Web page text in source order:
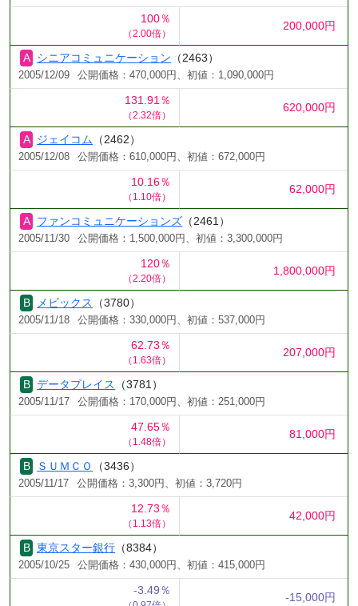
100％
（2.00倍）
200,000円
シニアコミュニケーション （2463）
2005/12/09 公開価格：470,000円、初値：1,090,000円
131.91％
（2.32倍）
620,000円
ジェイコム （2462）
2005/12/08 公開価格：610,000円、初値：672,000円
10.16％
（1.10倍）
62,000円
ファンコミュニケーションズ （2461）
2005/11/30 公開価格：1,500,000円、初値：3,300,000円
120％
（2.20倍）
1,800,000円
メビックス （3780）
2005/11/18 公開価格：330,000円、初値：537,000円
62.73％
（1.63倍）
207,000円
データプレイス （3781）
2005/11/17 公開価格：170,000円、初値：251,000円
47.65％
（1.48倍）
81,000円
ＳＵＭＣＯ （3436）
2005/11/17 公開価格：3,300円、初値：3,720円
12.73％
（1.13倍）
42,000円
東京スター銀行 （8384）
2005/10/25 公開価格：430,000円、初値：415,000円
-3.49％
-15,000円